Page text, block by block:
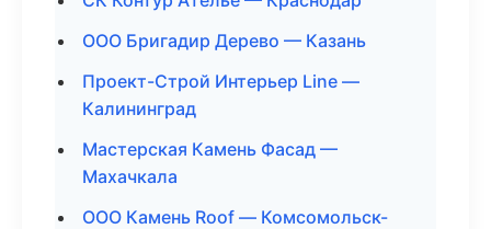
ООО Бригадир Дерево — Казань
Проект-Строй Интерьер Line —
Калининград
Мастерская Камень Фасад —
Махачкала
ООО Камень Roof — Комсомольск-